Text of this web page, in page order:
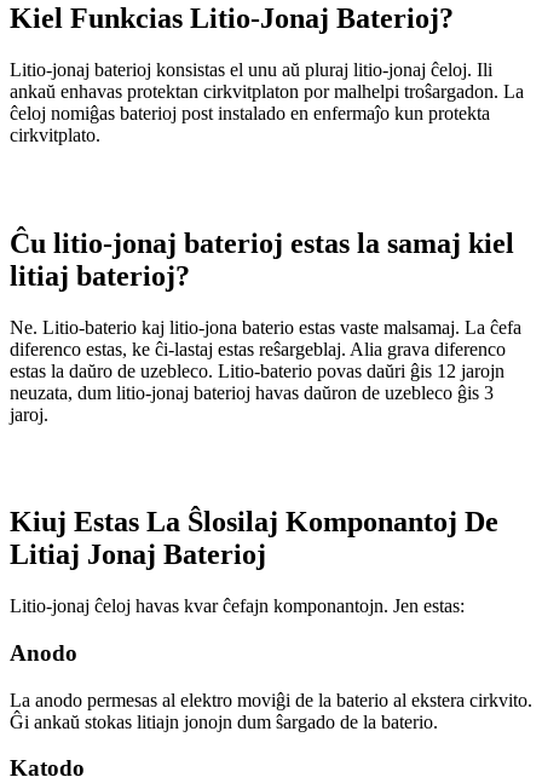
Kiel Funkcias Litio-Jonaj Baterioj?
Litio-jonaj baterioj konsistas el unu aŭ pluraj litio-jonaj ĉeloj. Ili
ankaŭ enhavas protektan cirkvitplaton por malhelpi troŝargadon. La
ĉeloj nomiĝas baterioj post instalado en enfermaĵo kun protekta
cirkvitplato.
Ĉu litio-jonaj baterioj estas la samaj kiel
litiaj baterioj?
Ne. Litio-baterio kaj litio-jona baterio estas vaste malsamaj. La ĉefa
diferenco estas, ke ĉi-lastaj estas reŝargeblaj. Alia grava diferenco
estas la daŭro de uzebleco. Litio-baterio povas daŭri ĝis 12 jarojn
neuzata, dum litio-jonaj baterioj havas daŭron de uzebleco ĝis 3
jaroj.
Kiuj Estas La Ŝlosilaj Komponantoj De
Litiaj Jonaj Baterioj
Litio-jonaj ĉeloj havas kvar ĉefajn komponantojn. Jen estas:
Anodo
La anodo permesas al elektro moviĝi de la baterio al ekstera cirkvito.
Ĝi ankaŭ stokas litiajn jonojn dum ŝargado de la baterio.
Katodo